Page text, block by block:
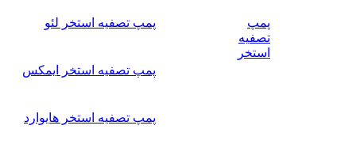
پمپ
تصفیه
استخر
پمپ تصفیه استخر لئو
پمپ تصفیه استخر ایمکس
پمپ تصفیه استخر هایوارد